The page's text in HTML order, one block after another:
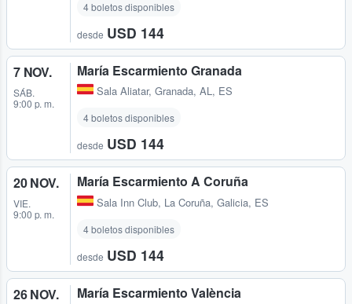
4 boletos disponibles
desde USD 144
7 NOV.
SÁB.
9:00 p. m.
María Escarmiento Granada
Sala Aliatar, Granada, AL, ES
4 boletos disponibles
desde USD 144
20 NOV.
VIE.
9:00 p. m.
María Escarmiento A Coruña
Sala Inn Club, La Coruña, Galicia, ES
4 boletos disponibles
desde USD 144
26 NOV. María Escarmiento València